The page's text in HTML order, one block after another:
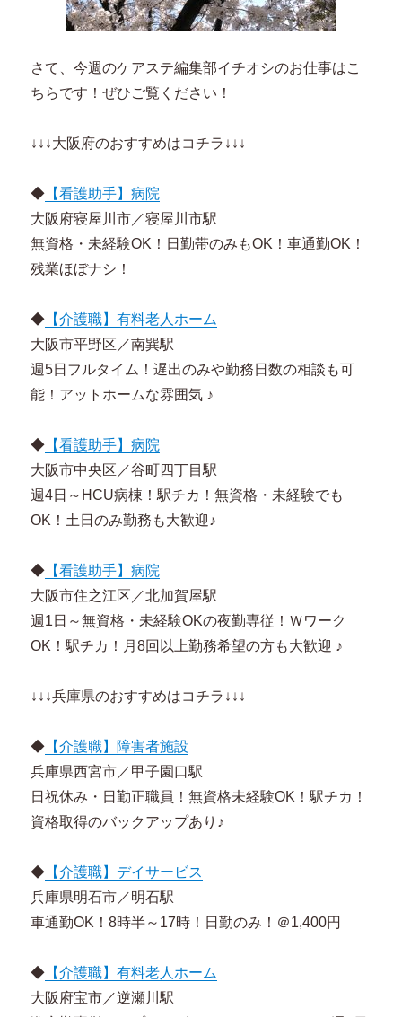
さて、今週のケアステ編集部イチオシのお仕事はこ
ちらです！ぜひご覧ください！
↓↓↓大阪府のおすすめはコチラ↓↓↓
◆ 【看護助手】病院
大阪府寝屋川市／寝屋川市駅
無資格・未経験OK！日勤帯のみもOK！車通勤OK！
残業ほぼナシ！
◆ 【介護職】有料老人ホーム
大阪市平野区／南巽駅
週5日フルタイム！遅出のみや勤務日数の相談も可
能！アットホームな雰囲気 ♪
◆ 【看護助手】病院
大阪市中央区／谷町四丁目駅
週4日～HCU病棟！駅チカ！無資格・未経験でも
OK！土日のみ勤務も大歓迎♪
◆ 【看護助手】病院
大阪市住之江区／北加賀屋駅
週1日～無資格・未経験OKの夜勤専従！Ｗワーク
OK！駅チカ！月8回以上勤務希望の方も大歓迎 ♪
↓↓↓兵庫県のおすすめはコチラ↓↓↓
◆ 【介護職】障害者施設
兵庫県西宮市／甲子園口駅
日祝休み・日勤正職員！無資格未経験OK！駅チカ！
資格取得のバックアップあり♪
◆ 【介護職】デイサービス
兵庫県明石市／明石駅
車通勤OK！8時半～17時！日勤のみ！＠1,400円
◆ 【介護職】有料老人ホーム
大阪府宝市／逆瀬川駅